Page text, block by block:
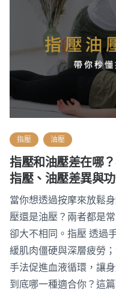
指壓 油壓
指壓和油壓差在哪
指壓、油壓差異與
當你想透過按摩來放鬆
壓還是油壓？兩者都是
卻大不相同。指壓 透過
緩肌肉僵硬與深層疲勞
手法促進血液循環，讓
到底哪一種適合你？這